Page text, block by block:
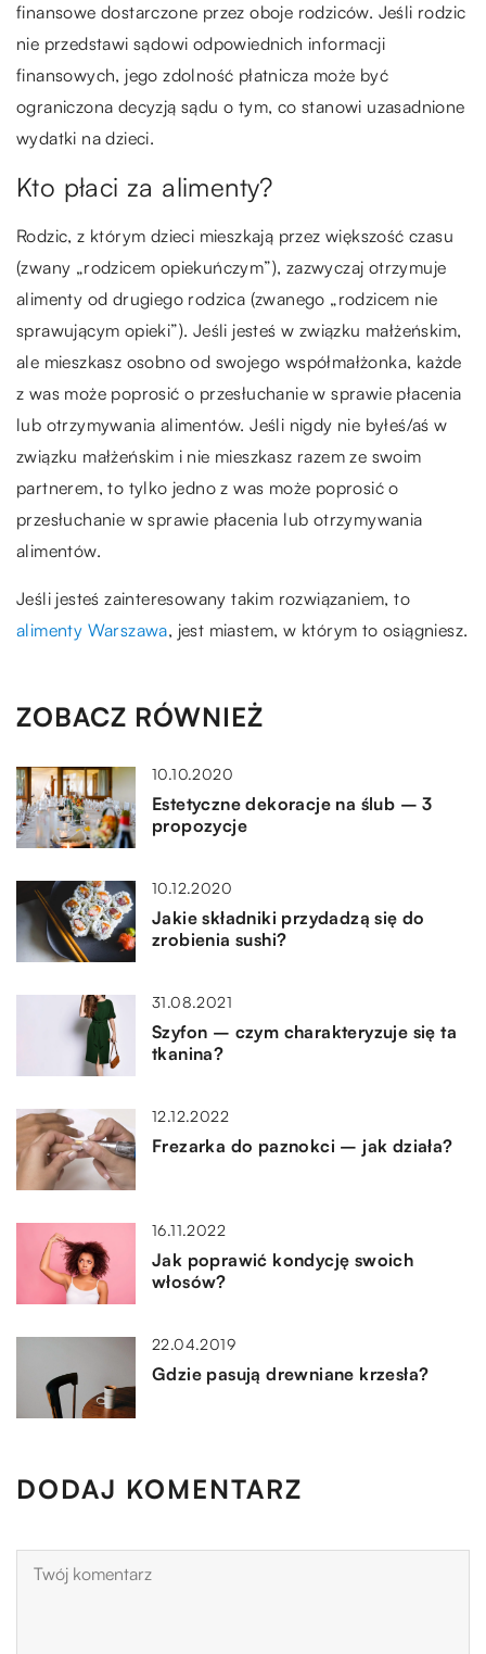
finansowe dostarczone przez oboje rodziców. Jeśli rodzic
nie przedstawi sądowi odpowiednich informacji
finansowych, jego zdolność płatnicza może być
ograniczona decyzją sądu o tym, co stanowi uzasadnione
wydatki na dzieci.
Kto płaci za alimenty?
Rodzic, z którym dzieci mieszkają przez większość czasu
(zwany „rodzicem opiekuńczym”), zazwyczaj otrzymuje
alimenty od drugiego rodzica (zwanego „rodzicem nie
sprawującym opieki”). Jeśli jesteś w związku małżeńskim,
ale mieszkasz osobno od swojego współmałżonka, każde
z was może poprosić o przesłuchanie w sprawie płacenia
lub otrzymywania alimentów. Jeśli nigdy nie byłeś/aś w
związku małżeńskim i nie mieszkasz razem ze swoim
partnerem, to tylko jedno z was może poprosić o
przesłuchanie w sprawie płacenia lub otrzymywania
alimentów.
Jeśli jesteś zainteresowany takim rozwiązaniem, to
alimenty Warszawa, jest miastem, w którym to osiągniesz.
ZOBACZ RÓWNIEŻ
10.10.2020
Estetyczne dekoracje na ślub – 3
propozycje
10.12.2020
Jakie składniki przydadzą się do
zrobienia sushi?
31.08.2021
Szyfon – czym charakteryzuje się ta
tkanina?
12.12.2022
Frezarka do paznokci – jak działa?
16.11.2022
Jak poprawić kondycję swoich
włosów?
22.04.2019
Gdzie pasują drewniane krzesła?
DODAJ KOMENTARZ